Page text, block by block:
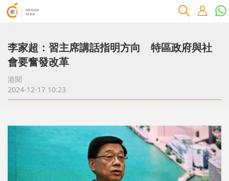
李家超：習主席講話指明方向 特區政府與社
會要奮發改革
港聞
2024-12-17 10:23